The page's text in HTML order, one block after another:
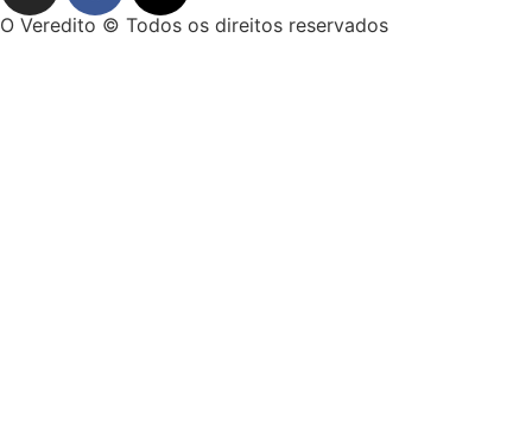
O Veredito © Todos os direitos reservados